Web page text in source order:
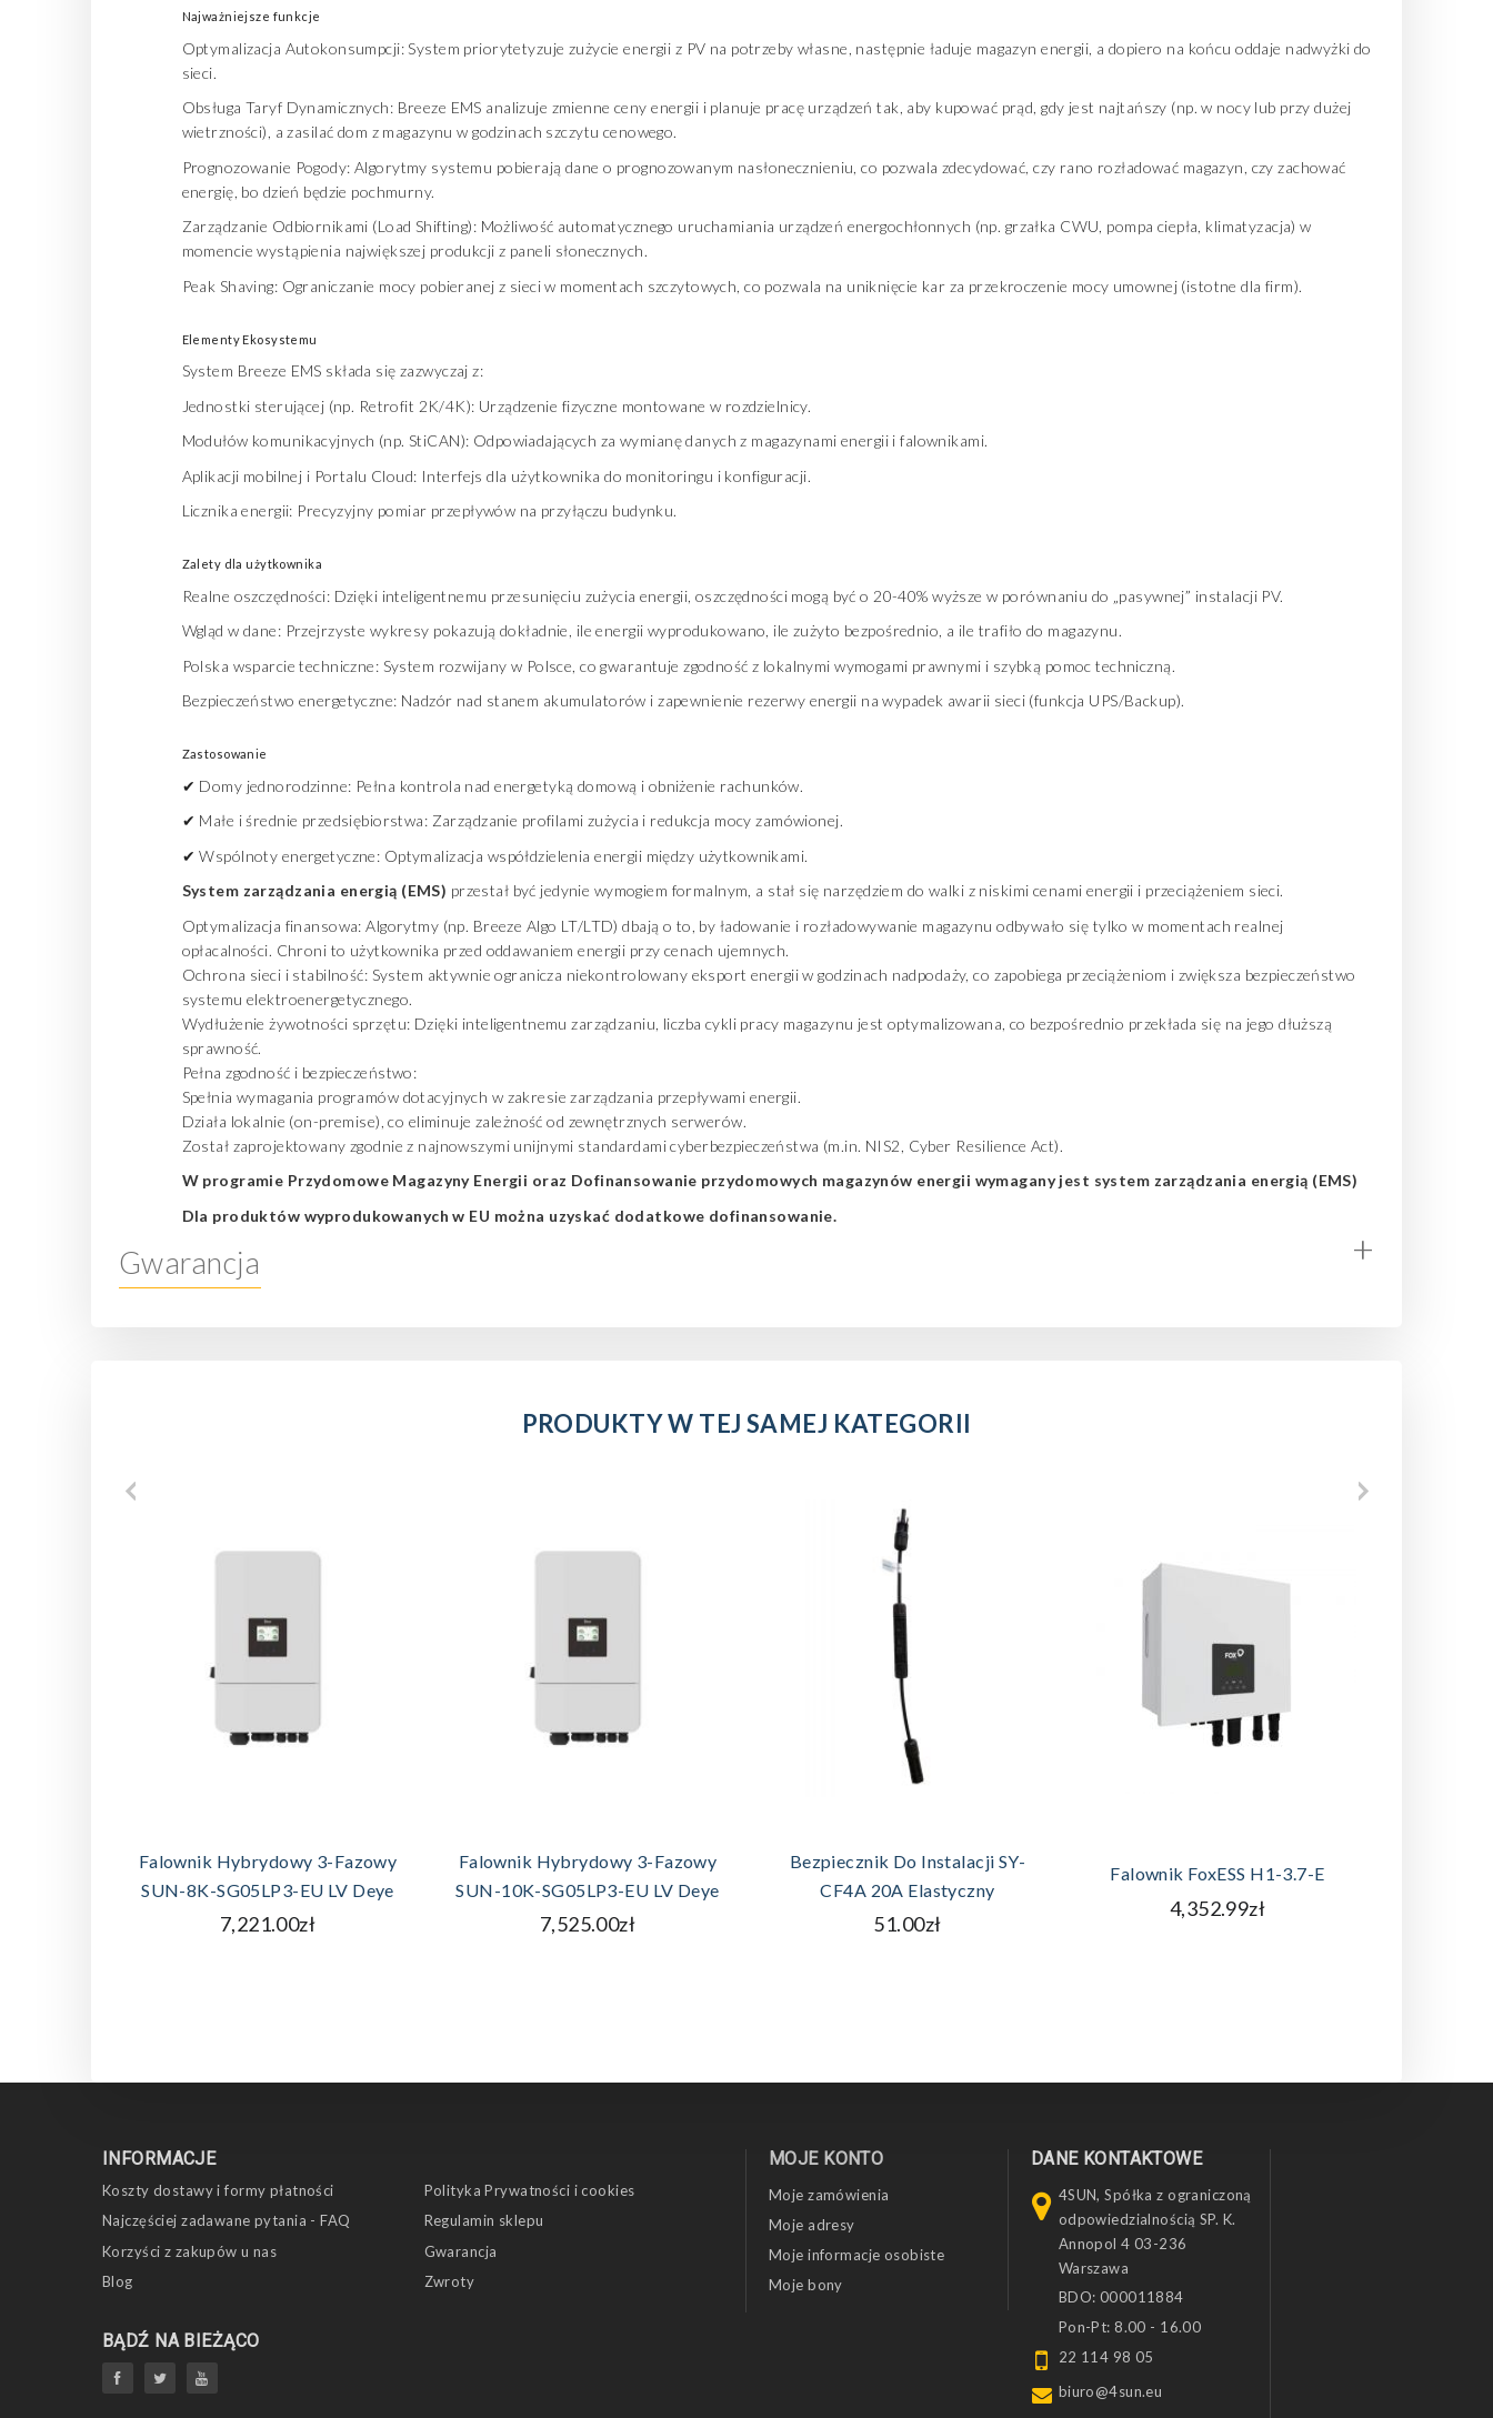
Najważniejsze funkcje
Optymalizacja Autokonsumpcji: System priorytetyzuje zużycie energii z PV na potrzeby własne, następnie ładuje magazyn energii, a dopiero na końcu oddaje nadwyżki do
sieci.
Obsługa Taryf Dynamicznych: Breeze EMS analizuje zmienne ceny energii i planuje pracę urządzeń tak, aby kupować prąd, gdy jest najtańszy (np. w nocy lub przy dużej
wietrzności), a zasilać dom z magazynu w godzinach szczytu cenowego.
Prognozowanie Pogody: Algorytmy systemu pobierają dane o prognozowanym nasłonecznieniu, co pozwala zdecydować, czy rano rozładować magazyn, czy zachować
energię, bo dzień będzie pochmurny.
Zarządzanie Odbiornikami (Load Shifting): Możliwość automatycznego uruchamiania urządzeń energochłonnych (np. grzałka CWU, pompa ciepła, klimatyzacja) w
momencie wystąpienia największej produkcji z paneli słonecznych.
Peak Shaving: Ograniczanie mocy pobieranej z sieci w momentach szczytowych, co pozwala na uniknięcie kar za przekroczenie mocy umownej (istotne dla firm).
Elementy Ekosystemu
System Breeze EMS składa się zazwyczaj z:
Jednostki sterującej (np. Retrofit 2K/4K): Urządzenie fizyczne montowane w rozdzielnicy.
Modułów komunikacyjnych (np. StiCAN): Odpowiadających za wymianę danych z magazynami energii i falownikami.
Aplikacji mobilnej i Portalu Cloud: Interfejs dla użytkownika do monitoringu i konfiguracji.
Licznika energii: Precyzyjny pomiar przepływów na przyłączu budynku.
Zalety dla użytkownika
Realne oszczędności: Dzięki inteligentnemu przesunięciu zużycia energii, oszczędności mogą być o 20-40% wyższe w porównaniu do „pasywnej” instalacji PV.
Wgląd w dane: Przejrzyste wykresy pokazują dokładnie, ile energii wyprodukowano, ile zużyto bezpośrednio, a ile trafiło do magazynu.
Polska wsparcie techniczne: System rozwijany w Polsce, co gwarantuje zgodność z lokalnymi wymogami prawnymi i szybką pomoc techniczną.
Bezpieczeństwo energetyczne: Nadzór nad stanem akumulatorów i zapewnienie rezerwy energii na wypadek awarii sieci (funkcja UPS/Backup).
Zastosowanie
✔ Domy jednorodzinne: Pełna kontrola nad energetyką domową i obniżenie rachunków.
✔ Małe i średnie przedsiębiorstwa: Zarządzanie profilami zużycia i redukcja mocy zamówionej.
✔ Wspólnoty energetyczne: Optymalizacja współdzielenia energii między użytkownikami.
System zarządzania energią (EMS) przestał być jedynie wymogiem formalnym, a stał się narzędziem do walki z niskimi cenami energii i przeciążeniem sieci.
Optymalizacja finansowa: Algorytmy (np. Breeze Algo LT/LTD) dbają o to, by ładowanie i rozładowywanie magazynu odbywało się tylko w momentach realnej
opłacalności. Chroni to użytkownika przed oddawaniem energii przy cenach ujemnych.
Ochrona sieci i stabilność: System aktywnie ogranicza niekontrolowany eksport energii w godzinach nadpodaży, co zapobiega przeciążeniom i zwiększa bezpieczeństwo
systemu elektroenergetycznego.
Wydłużenie żywotności sprzętu: Dzięki inteligentnemu zarządzaniu, liczba cykli pracy magazynu jest optymalizowana, co bezpośrednio przekłada się na jego dłuższą
sprawność.
Pełna zgodność i bezpieczeństwo:
Spełnia wymagania programów dotacyjnych w zakresie zarządzania przepływami energii.
Działa lokalnie (on-premise), co eliminuje zależność od zewnętrznych serwerów.
Został zaprojektowany zgodnie z najnowszymi unijnymi standardami cyberbezpieczeństwa (m.in. NIS2, Cyber Resilience Act).
W programie Przydomowe Magazyny Energii oraz Dofinansowanie przydomowych magazynów energii wymagany jest system zarządzania energią (EMS)
Dla produktów wyprodukowanych w EU można uzyskać dodatkowe dofinansowanie.
Gwarancja +
PRODUKTY W TEJ SAMEJ KATEGORII
Falownik Hybrydowy 3-Fazowy
SUN-8K-SG05LP3-EU LV Deye
7,221.00zł
Falownik Hybrydowy 3-Fazowy
SUN-10K-SG05LP3-EU LV Deye
7,525.00zł
Bezpiecznik Do Instalacji SY-
CF4A 20A Elastyczny
51.00zł
Falownik FoxESS H1-3.7-E
4,352.99zł
BĄDŹ NA BIEŻĄCO
INFORMACJE
Koszty dostawy i formy płatności
Najczęściej zadawane pytania - FAQ
Korzyści z zakupów u nas
Blog
Polityka Prywatności i cookies
Regulamin sklepu
Gwarancja
Zwroty
MOJE KONTO
Moje zamówienia
Moje adresy
Moje informacje osobiste
Moje bony
DANE KONTAKTOWE
4SUN, Spółka z ograniczoną
odpowiedzialnością SP. K.
Annopol 4 03-236
Warszawa
BDO: 000011884
Pon-Pt: 8.00 - 16.00
22 114 98 05
biuro@4sun.eu